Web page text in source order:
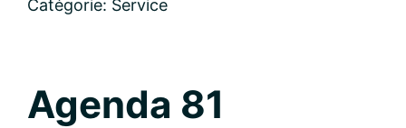
Catégorie: Service
Agenda 81